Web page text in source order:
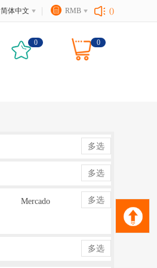
简体中文 RMB ()
0 0
多选
多选
Mercado 多选
多选